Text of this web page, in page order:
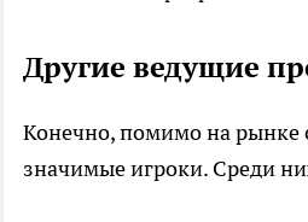
Другие ведущие
Конечно, помимо на рынке
значимые игроки. Среди